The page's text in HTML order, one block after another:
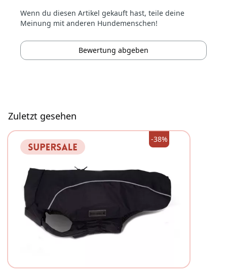
Wenn du diesen Artikel gekauft hast, teile deine
Meinung mit anderen Hundemenschen!
Bewertung abgeben
Zuletzt gesehen
-38%